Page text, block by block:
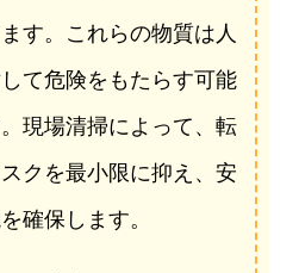
す。これらの物質は人
て危険をもたらす可能
現場清掃によって、転
クを最小限に抑え、安
確保します。